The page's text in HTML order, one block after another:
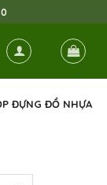
ĐỰNG ĐỒ NHỰA